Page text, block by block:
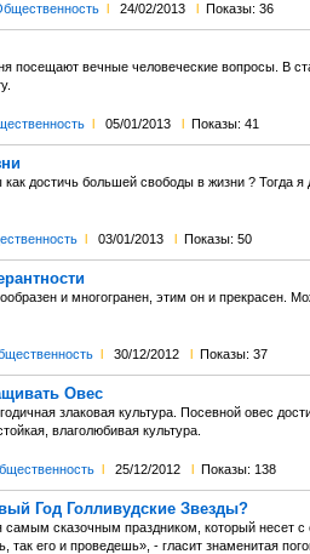
l 24/02/2013 l Показы: 36
посещают вечные человеческие вопросы. В
l 05/01/2013 l Показы: 41
достичь большей свободы в жизни ? Тогда
l 03/01/2013 l Показы: 50
и многогранен, этим он и прекрасен.
l 30/12/2012 l Показы: 37
Овес
злаковая культура. Посевной овес
влаголюбивая культура.
l 25/12/2012 l Показы: 138
Год Голливудские Звезды?
самым сказочным праздником, который несет
так его и проведешь», - гласит знаменитая